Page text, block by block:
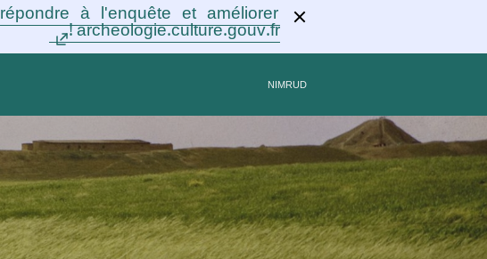
répondre à l'enquête et améliorer
archeologie.culture.gouv.fr !
NIMRUD